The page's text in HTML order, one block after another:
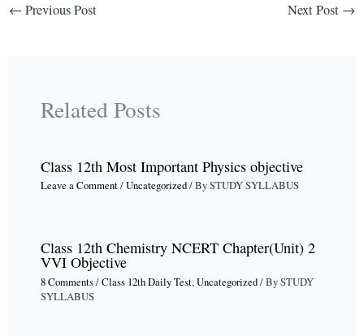
← Previous Post Next Post →
Related Posts
Class 12th Most Important Physics objective
Leave a Comment/Uncategorized/ BySTUDY SYLLABUS
Class 12th Chemistry NCERT Chapter(Unit) 2
VVI Objective
8 Comments/Class 12th Daily Test,Uncategorized/ BySTUDY
SYLLABUS